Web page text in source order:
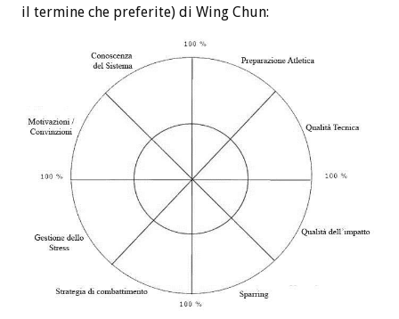
il termine che preferite) di Wing Chun: